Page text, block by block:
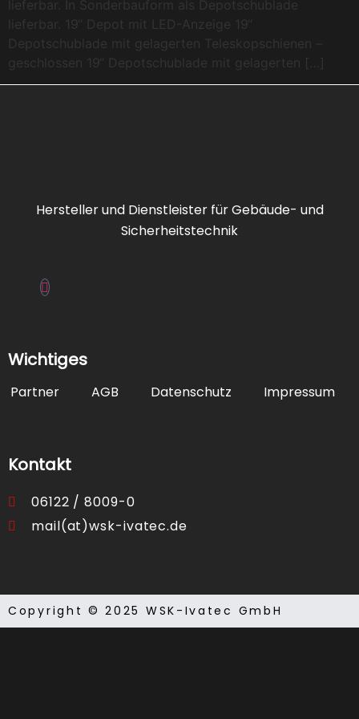
lieferbar. In Sonderbauform als Depotschublade
lieferbar. 19“ Depot mit LED-Anzeige 19“
Depotschublade mit gelagerten Teleskopschienen –
geschlossen 19“ Depotschublade mit gelagerten […]
Hersteller und Dienstleister für Gebäude- und
Sicherheitstechnik
Wichtiges
Partner AGB Datenschutz Impressum
Kontakt
06122 / 8009-0
mail(at)wsk-ivatec.de
Copyright © 2025 WSK-Ivatec GmbH